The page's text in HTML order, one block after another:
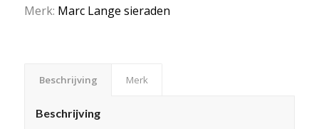
Merk: Marc Lange sieraden
Beschrijving Merk
Beschrijving